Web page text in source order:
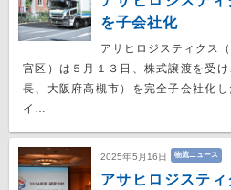
を子会社化
アサヒロジスティクス
宮区）は５月１３日、株式譲渡を受
長、大阪府高槻市）を完全子会社化
イ…
2025年5月16日 物流ニュース
アサヒロジステ